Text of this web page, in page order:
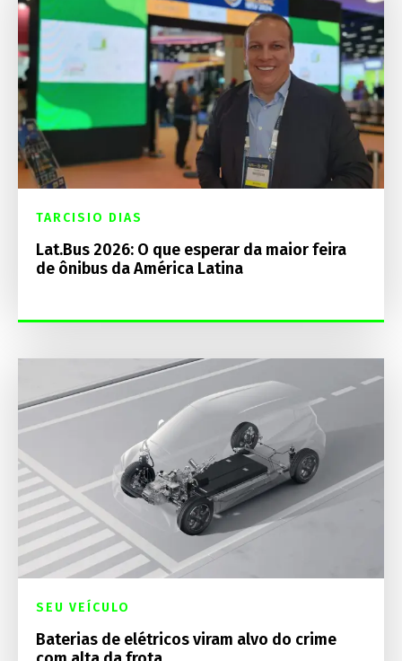
TARCISIO DIAS
Lat.Bus 2026: O que esperar da maior feira
de ônibus da América Latina
SEU VEÍCULO
Baterias de elétricos viram alvo do crime